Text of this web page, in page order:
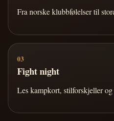
Fra norske klubbfølelser til
03
Fight night
Les kampkort, stilforskjeller og